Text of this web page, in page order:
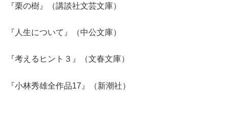
『栗の樹』（講談社文芸文庫）
『人生について』（中公文庫）
『考えるヒント３』（文春文庫）
『小林秀雄全作品17』（新潮社）